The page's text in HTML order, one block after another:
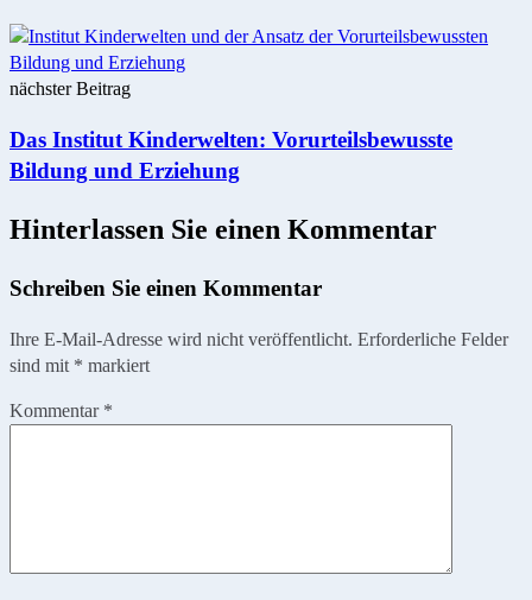
nächster Beitrag
Das Institut Kinderwelten: Vorurteilsbewusste
Bildung und Erziehung
Hinterlassen Sie einen Kommentar
Schreiben Sie einen Kommentar
Ihre E-Mail-Adresse wird nicht veröffentlicht. Erforderliche Felder
sind mit * markiert
Kommentar *